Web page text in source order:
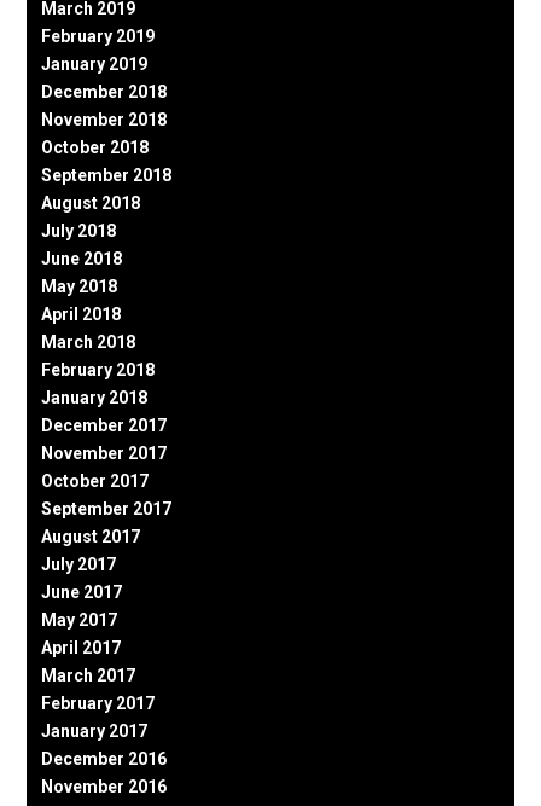
March 2019
February 2019
January 2019
December 2018
November 2018
October 2018
September 2018
August 2018
July 2018
June 2018
May 2018
April 2018
March 2018
February 2018
January 2018
December 2017
November 2017
October 2017
September 2017
August 2017
July 2017
June 2017
May 2017
April 2017
March 2017
February 2017
January 2017
December 2016
November 2016